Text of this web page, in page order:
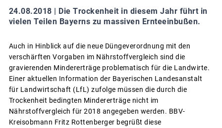
24.08.2018 | Die Trockenheit in diesem Jahr führt in
vielen Teilen Bayerns zu massiven Ernteeinbußen.
Auch in Hinblick auf die neue Düngeverordnung mit den
verschärften Vorgaben im Nährstoffvergleich sind die
gravierenden Mindererträge problematisch für die Landwirte.
Einer aktuellen Information der Bayerischen Landesanstalt
für Landwirtschaft (LfL) zufolge müssen die durch die
Trockenheit bedingten Mindererträge nicht im
Nährstoffvergleich für 2018 angegeben werden. BBV-
Kreisobmann Fritz Rottenberger begrüßt diese